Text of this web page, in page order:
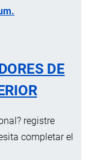
DE
registre
completar el